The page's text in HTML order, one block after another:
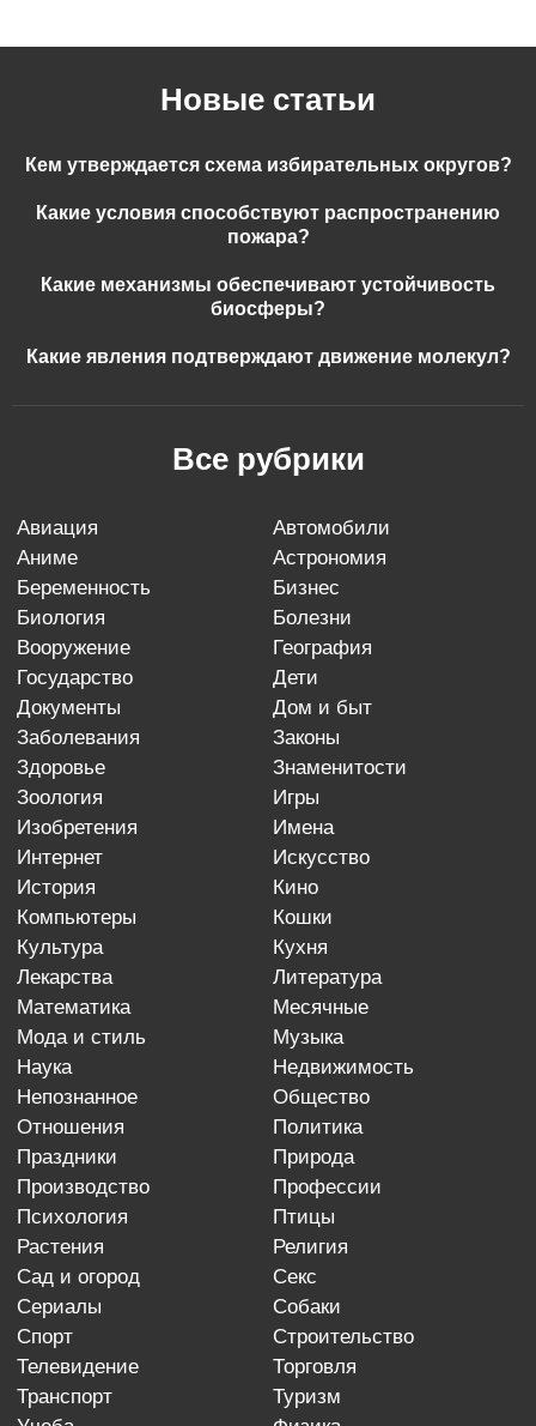
Новые статьи
Кем утверждается схема избирательных округов?
Какие условия способствуют распространению
пожара?
Какие механизмы обеспечивают устойчивость
биосферы?
Какие явления подтверждают движение молекул?
Все рубрики
авиация
автомобили
аниме
астрономия
беременность
бизнес
биология
болезни
вооружение
география
государство
дети
документы
дом и быт
заболевания
законы
здоровье
знаменитости
зоология
игры
изобретения
имена
интернет
искусство
история
кино
компьютеры
кошки
культура
кухня
лекарства
литература
математика
месячные
мода и стиль
музыка
наука
недвижимость
непознанное
общество
отношения
политика
праздники
природа
производство
профессии
психология
птицы
растения
религия
сад и огород
секс
сериалы
собаки
спорт
строительство
телевидение
торговля
транспорт
туризм